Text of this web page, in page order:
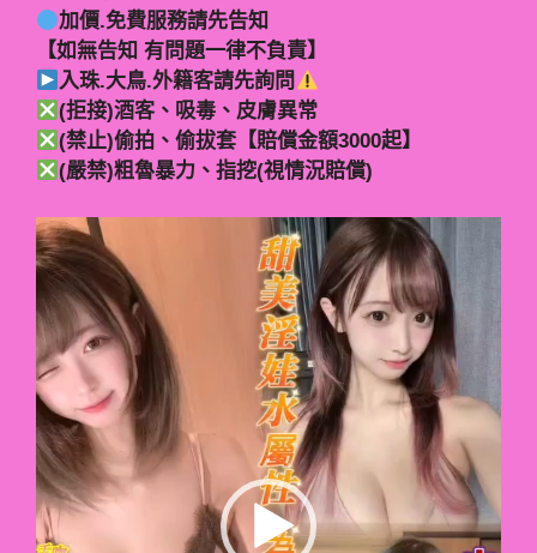
加價.免費服務請先告知
【如無告知 有問題一律不負責】
入珠.大鳥.外籍客請先詢問
(拒接)酒客、吸毒、皮膚異常
(禁止)偷拍、偷拔套【賠償金額3000起】
(嚴禁)粗魯暴力、指挖(視情況賠償)
視
訊
播
放
器